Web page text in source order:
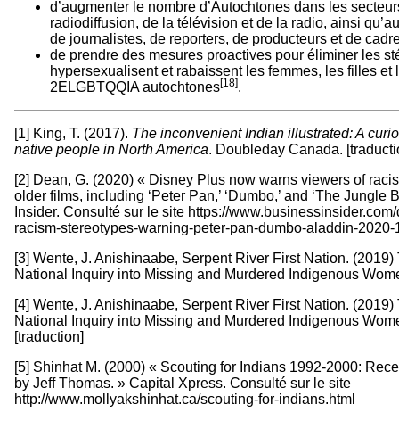
d’augmenter le nombre d’Autochtones dans les
radiodiffusion, de la télévision et de la radio, ainsi
de journalistes, de reporters, de producteurs et de
de prendre des mesures proactives pour éliminer les
hypersexualisent et rabaissent les femmes, les filles et
2ELGBTQQIA autochtones[18].
[1] King, T. (2017). The inconvenient Indian illustrated: A
native people in North America. Doubleday Canada.
[2] Dean, G. (2020) « Disney Plus now warns viewers of
older films, including ‘Peter Pan,’ ‘Dumbo,’ and ‘The Jungle
Insider. Consulté sur le site https://
racism-stereotypes-warning-peter-pan-dumbo-aladdin-2020-
[3] Wente, J. Anishinaabe, Serpent River First Nation. (2019)
National Inquiry into Missing and Murdered Indigenous
[4] Wente, J. Anishinaabe, Serpent River First Nation. (2019)
National Inquiry into Missing and Murdered Indigenous
[traduction]
[5] Shinhat M. (2000) « Scouting for Indians 1992-2000:
by Jeff Thomas. » Capital Xpress. Consulté sur le site
http://www.mollyakshinhat.ca/scouting-for-indians.html